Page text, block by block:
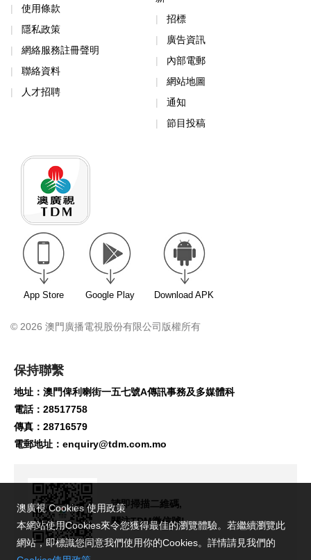
使用條款
隱私政策
網絡服務註冊聲明
聯絡資料
人才招聘
招標
廣告資訊
內部電郵
網站地圖
通知
節目投稿
App Store Google Play Download APK
© 2026 澳門廣播電視股份有限公司版權所有
保持聯繫
地址：澳門俾利喇街一五七號A傳訊事務及多媒體科
電話：28517758
傳真：28716579
電郵地址： enquiry@tdm.com.mo
請即掃描二維碼,
關注TDM微信號!
澳廣視 Cookies 使用政策
本網站使用Cookies來令您獲得最佳的瀏覽體驗。若繼續瀏覽此
網站，即標識您同意我們使用你的Cookies。詳情請見我們的